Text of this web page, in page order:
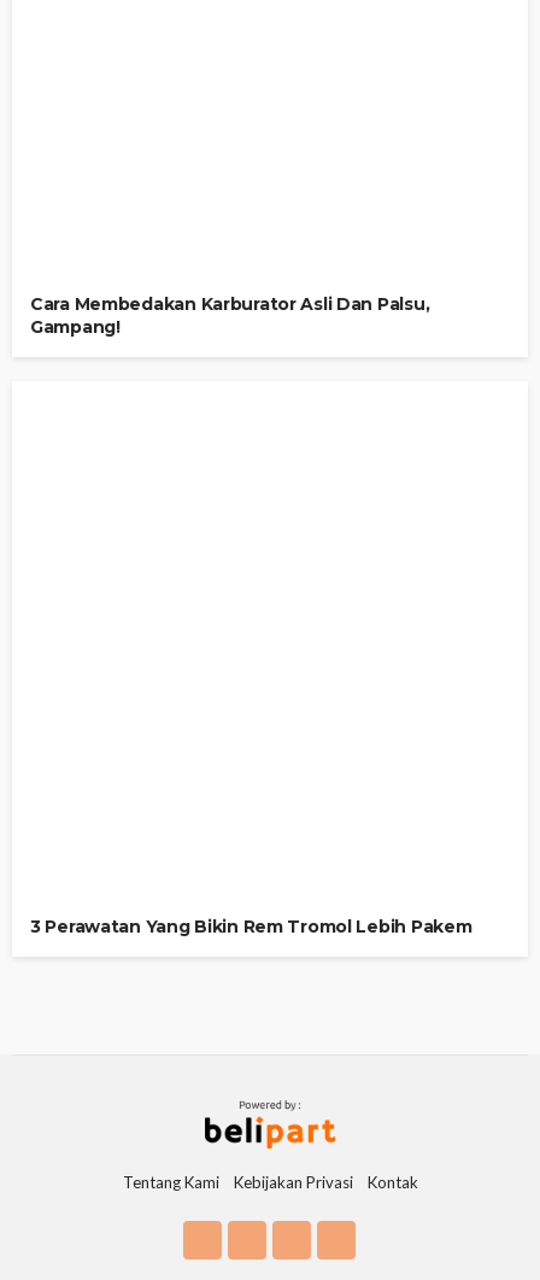
Cara Membedakan Karburator Asli Dan Palsu,
Gampang!
3 Perawatan Yang Bikin Rem Tromol Lebih Pakem
Tentang Kami Kebijakan Privasi Kontak